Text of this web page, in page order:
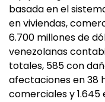
basada en el
en viviendas,
6.700 millones de
venezolanas
totales, 585 con
afectaciones en 38
comerciales y